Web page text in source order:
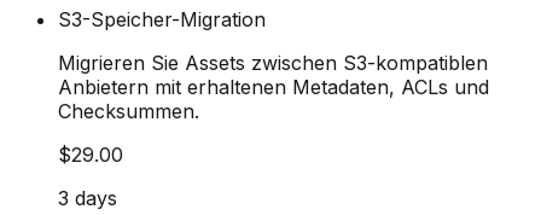
S3-Speicher-Migration
Migrieren Sie Assets zwischen S3-kompatiblen
Anbietern mit erhaltenen Metadaten, ACLs und
Checksummen.
$29.00
3 days